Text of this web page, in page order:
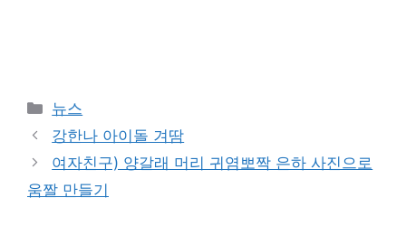
Categories
뉴스
강한나 아이돌 겨땀
여자친구) 양갈래 머리 귀염뽀짝 은하 사진으로
움짤 만들기